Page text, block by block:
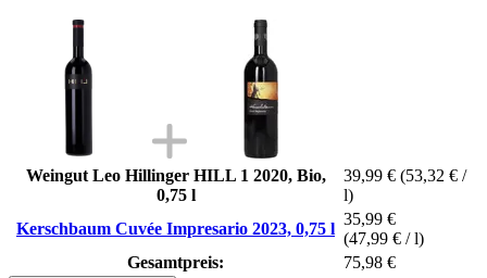
Weingut Leo Hillinger HILL 1 2020, Bio,
0,75 l
39,99 € (53,32 € /
l)
Kerschbaum Cuvée Impresario 2023, 0,75 l
35,99 €
(47,99 € / l)
Gesamtpreis:
75,98 €